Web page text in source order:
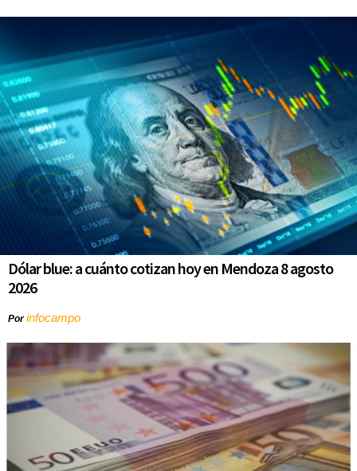
Dólar blue: a cuánto cotizan hoy en Mendoza 8 agosto
2026
Porinfocampo